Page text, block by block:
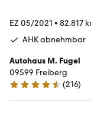
EZ 05/2021 • 82.817
AHK abnehmbar
Autohaus M. Fugel
09599 Freiberg
4.4 Sterne
(216)